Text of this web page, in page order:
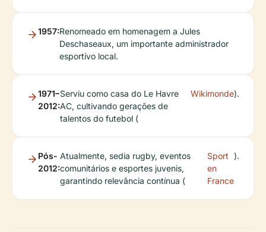
1957:Renomeado em homenagem a Jules
Deschaseaux, um importante administrador
esportivo local.
1971–
2012:
Serviu como casa do Le Havre
AC, cultivando gerações de
talentos do futebol (
Wikimonde).
Pós-
2012:
Atualmente, sedia rugby, eventos
comunitários e esportes juvenis,
garantindo relevância contínua (
Sport
en
France
).